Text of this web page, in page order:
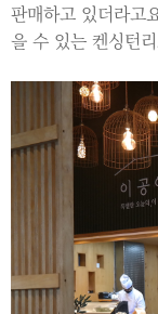
판매하고 있더라고
을 수 있는 켄싱턴